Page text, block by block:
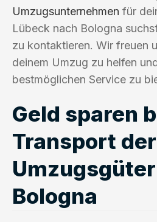
Umzugsunternehmen für
Lübeck nach Bologna
zu kontaktieren. Wir freuen
deinem Umzug zu helfen
bestmöglichen Service zu
Geld sparen
Transport der
Bologna